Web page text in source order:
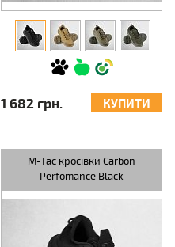
1 682 грн. КУПИТИ
M-Tac кросівки Carbon
Perfomance Black